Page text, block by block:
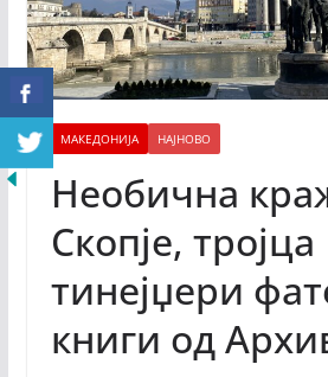
МАКЕДОНИЈА НАЈНОВО
Необична
Скопје, тројца
тинејџери
книги од